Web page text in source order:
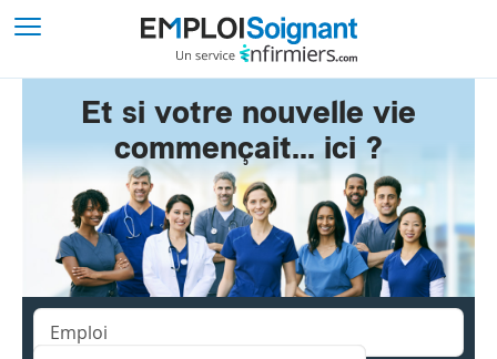
Et si votre nouvelle vie
commençait... ici ?